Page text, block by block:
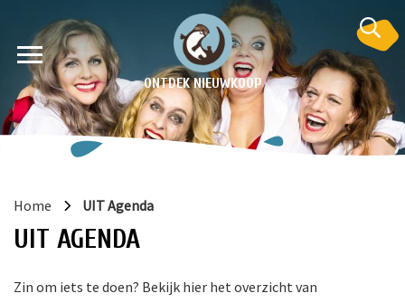
ONTDEK NIEUWKOOP
Home UIT Agenda
UIT AGENDA
Zin om iets te doen? Bekijk hier het overzicht van